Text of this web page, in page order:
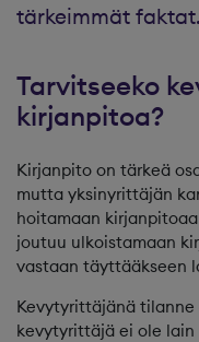
tärkeimmät faktat.
Tarvitseeko
kirjanpitoa?
Kirjanpito on tärkeä
mutta yksinyrittäjän
hoitamaan
joutuu ulkoistamaan
vastaan täyttääkseen
Kevytyrittäjänä
kevytyrittäjä ei ole lain